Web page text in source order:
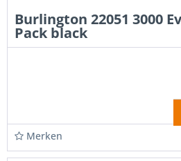
Burlington 22051 3000
Pack black
Merken